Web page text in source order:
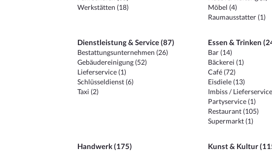
Werkstätten (18)
Möbel (4)
Raumausstatter (1)
Dienstleistung & Service (87)
Bestattungsunternehmen (26)
Gebäudereinigung (52)
Lieferservice (1)
Schlüsseldienst (6)
Taxi (2)
Essen & Trinken
Bar (14)
Bäckerei (1)
Café (72)
Eisdiele (13)
Imbiss /
Partyservice (1)
Restaurant (105)
Supermarkt (1)
Handwerk (175) Kunst & Kultur